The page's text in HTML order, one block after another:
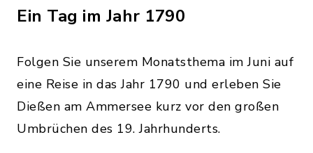
Ein Tag im Jahr 1790
Folgen Sie unserem Monatsthema im Juni auf
eine Reise in das Jahr 1790 und erleben Sie
Dießen am Ammersee kurz vor den großen
Umbrüchen des 19. Jahrhunderts.